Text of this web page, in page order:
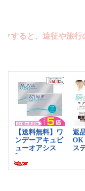
ると、遠征や旅行の写